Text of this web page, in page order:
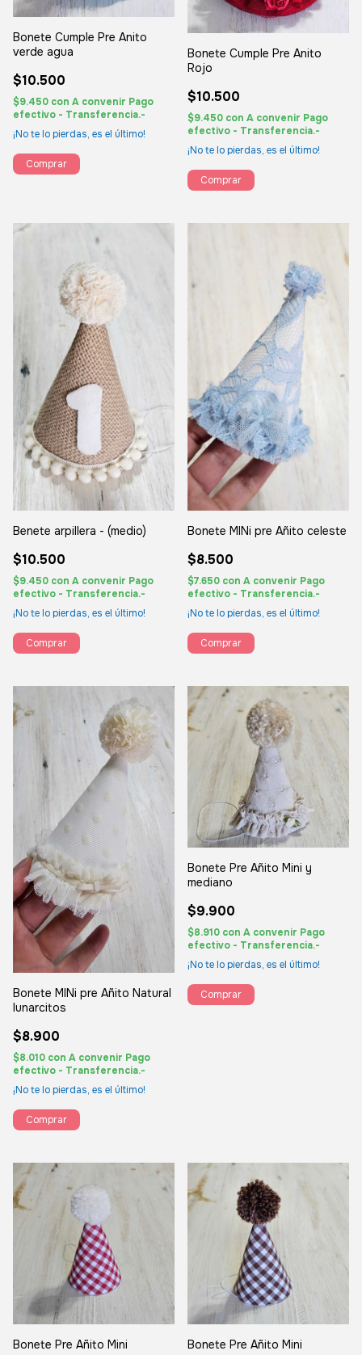
Bonete Cumple Pre Anito
verde agua
$10.500
$9.450 con A convenir Pago
efectivo - Transferencia.-
¡No te lo pierdas, es el último!
Comprar
Bonete Cumple Pre Anito
Rojo
$10.500
$9.450 con A convenir Pago
efectivo - Transferencia.-
¡No te lo pierdas, es el último!
Comprar
Benete arpillera - (medio)
$10.500
$9.450 con A convenir Pago
efectivo - Transferencia.-
¡No te lo pierdas, es el último!
Comprar
Bonete MINi pre Añito celeste
$8.500
$7.650 con A convenir Pago
efectivo - Transferencia.-
¡No te lo pierdas, es el último!
Comprar
Bonete MINi pre Añito Natural
lunarcitos
$8.900
$8.010 con A convenir Pago
efectivo - Transferencia.-
¡No te lo pierdas, es el último!
Comprar
Bonete Pre Añito Mini y
mediano
$9.900
$8.910 con A convenir Pago
efectivo - Transferencia.-
¡No te lo pierdas, es el último!
Comprar
Bonete Pre Añito Mini Bonete Pre Añito Mini